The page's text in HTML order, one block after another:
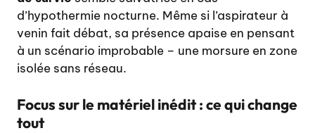
d’hypothermie nocturne. Même si l’aspirateur à
venin fait débat, sa présence apaise en pensant
à un scénario improbable – une morsure en zone
isolée sans réseau.
Focus sur le matériel inédit : ce qui change
tout